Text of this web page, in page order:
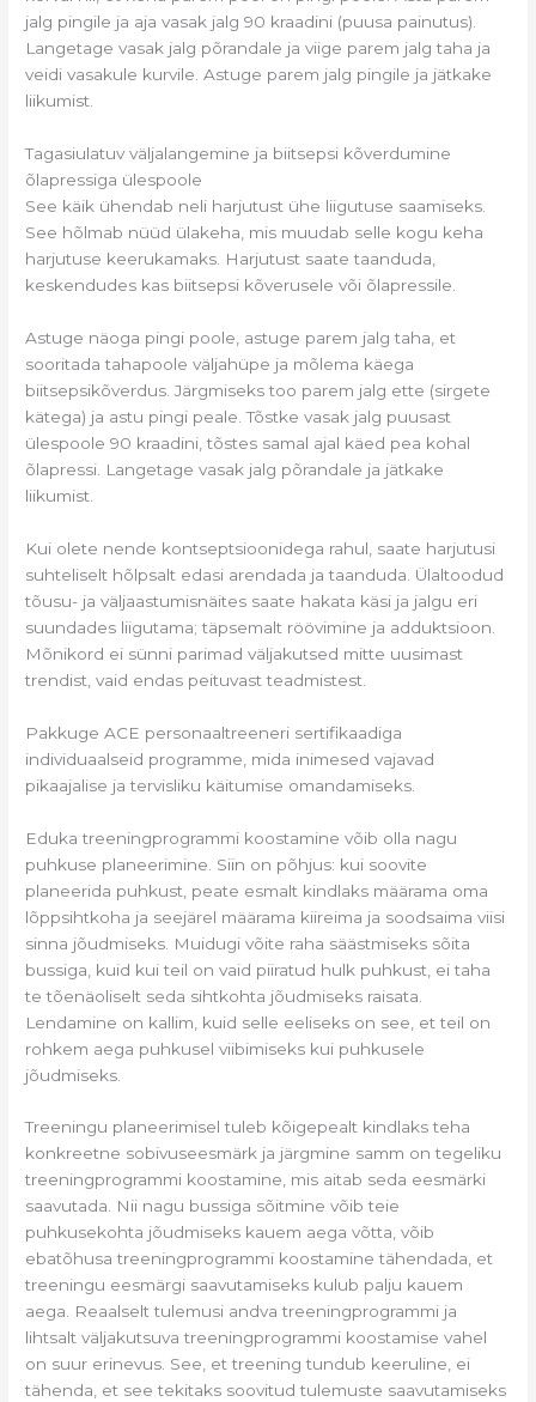
jalg pingile ja aja vasak jalg 90 kraadini (puusa painutus).
Langetage vasak jalg põrandale ja viige parem jalg taha ja
veidi vasakule kurvile. Astuge parem jalg pingile ja jätkake
liikumist.
Tagasiulatuv väljalangemine ja biitsepsi kõverdumine
õlapressiga ülespoole
See käik ühendab neli harjutust ühe liigutuse saamiseks.
See hõlmab nüüd ülakeha, mis muudab selle kogu keha
harjutuse keerukamaks. Harjutust saate taanduda,
keskendudes kas biitsepsi kõverusele või õlapressile.
Astuge näoga pingi poole, astuge parem jalg taha, et
sooritada tahapoole väljahüpe ja mõlema käega
biitsepsikõverdus. Järgmiseks too parem jalg ette (sirgete
kätega) ja astu pingi peale. Tõstke vasak jalg puusast
ülespoole 90 kraadini, tõstes samal ajal käed pea kohal
õlapressi. Langetage vasak jalg põrandale ja jätkake
liikumist.
Kui olete nende kontseptsioonidega rahul, saate harjutusi
suhteliselt hõlpsalt edasi arendada ja taanduda. Ülaltoodud
tõusu- ja väljaastumisnäites saate hakata käsi ja jalgu eri
suundades liigutama; täpsemalt röövimine ja adduktsioon.
Mõnikord ei sünni parimad väljakutsed mitte uusimast
trendist, vaid endas peituvast teadmistest.
Pakkuge ACE personaaltreeneri sertifikaadiga
individuaalseid programme, mida inimesed vajavad
pikaajalise ja tervisliku käitumise omandamiseks.
Eduka treeningprogrammi koostamine võib olla nagu
puhkuse planeerimine. Siin on põhjus: kui soovite
planeerida puhkust, peate esmalt kindlaks määrama oma
lõppsihtkoha ja seejärel määrama kiireima ja soodsaima viisi
sinna jõudmiseks. Muidugi võite raha säästmiseks sõita
bussiga, kuid kui teil on vaid piiratud hulk puhkust, ei taha
te tõenäoliselt seda sihtkohta jõudmiseks raisata.
Lendamine on kallim, kuid selle eeliseks on see, et teil on
rohkem aega puhkusel viibimiseks kui puhkusele
jõudmiseks.
Treeningu planeerimisel tuleb kõigepealt kindlaks teha
konkreetne sobivuseesmärk ja järgmine samm on tegeliku
treeningprogrammi koostamine, mis aitab seda eesmärki
saavutada. Nii nagu bussiga sõitmine võib teie
puhkusekohta jõudmiseks kauem aega võtta, võib
ebatõhusa treeningprogrammi koostamine tähendada, et
treeningu eesmärgi saavutamiseks kulub palju kauem
aega. Reaalselt tulemusi andva treeningprogrammi ja
lihtsalt väljakutsuva treeningprogrammi koostamise vahel
on suur erinevus. See, et treening tundub keeruline, ei
tähenda, et see tekitaks soovitud tulemuste saavutamiseks